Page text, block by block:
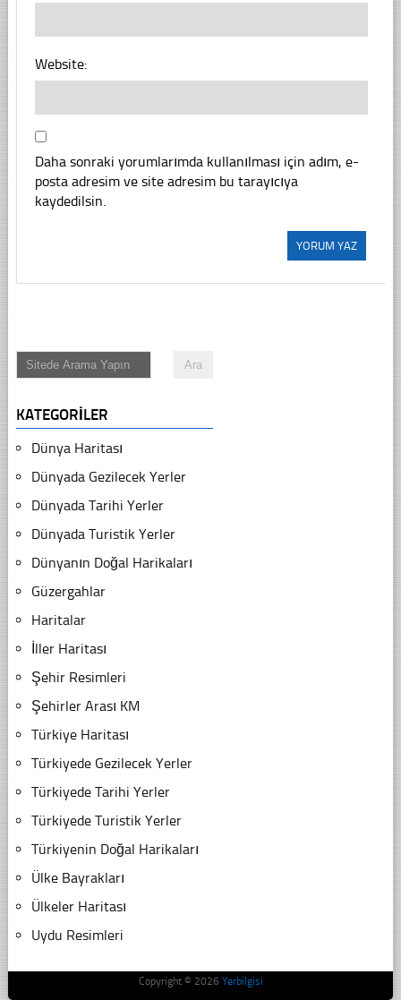
Website:
Daha sonraki yorumlarımda kullanılması için adım, e-
posta adresim ve site adresim bu tarayıcıya
kaydedilsin.
KATEGORILER
Dünya Haritası
Dünyada Gezilecek Yerler
Dünyada Tarihi Yerler
Dünyada Turistik Yerler
Dünyanın Doğal Harikaları
Güzergahlar
Haritalar
İller Haritası
Şehir Resimleri
Şehirler Arası KM
Türkiye Haritası
Türkiyede Gezilecek Yerler
Türkiyede Tarihi Yerler
Türkiyede Turistik Yerler
Türkiyenin Doğal Harikaları
Ülke Bayrakları
Ülkeler Haritası
Uydu Resimleri
Copyright © 2026 Yerbilgisi